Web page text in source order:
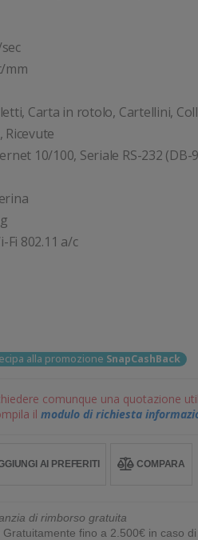
mm
Carta in rotolo, Cartellini,
10/100, Seriale RS-232 (DB-
Fi 802.11 a/c
alla promozione SnapCashBack
comunque una quotazione
il modulo di richiesta
AI PREFERITI COMPARA
di rimborso gratuita
fino a 2.500€ in caso